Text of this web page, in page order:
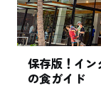
保存版！イ
の食ガイド